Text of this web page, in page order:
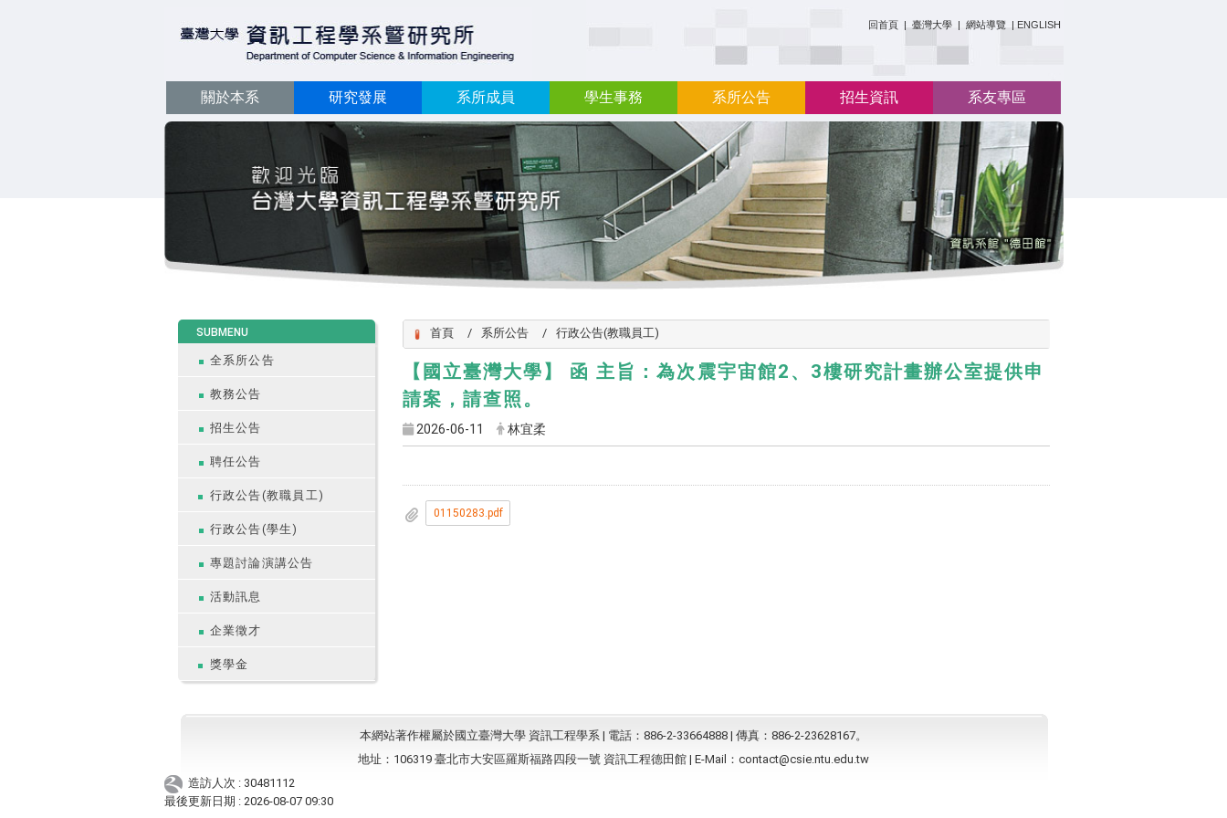
回首頁 | 臺灣大學 | 網站導覽 | ENGLISH
關於本系 研究發展 系所成員 學生事務 系所公告 招生資訊 系友專區
SUBMENU
全系所公告
教務公告
招生公告
聘任公告
行政公告(教職員工)
行政公告(學生)
專題討論演講公告
活動訊息
企業徵才
獎學金
首頁 系所公告 行政公告(教職員工)
【國立臺灣大學】 函 主旨：為次震宇宙館2、3樓研究計畫辦公室提供申
請案，請查照。
2026-06-11 林宜柔
01150283.pdf
本網站著作權屬於國立臺灣大學 資訊工程學系 | 電話：886-2-33664888 | 傳真：886-2-23628167。
地址：106319 臺北市大安區羅斯福路四段一號 資訊工程德田館 | E-Mail： contact@csie.ntu.edu.tw
造訪人次 : 30481112
最後更新日期 : 2026-08-07 09:30